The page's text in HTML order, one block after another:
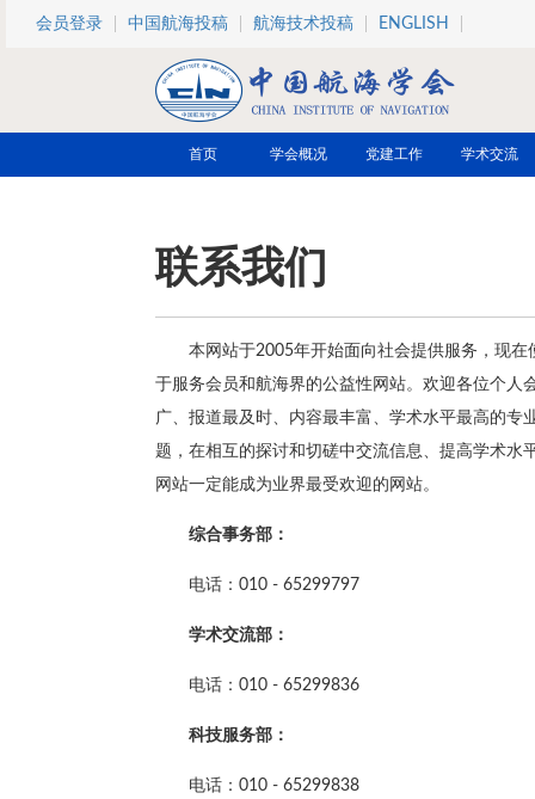
跳转到主要内容
会员登录 中国航海投稿 航海技术投稿 ENGLISH
首页 学会概况 党建工作 学术交流
联系我们
本网站于2005年开始面向社会提供服务，现
于服务会员和航海界的公益性网站。欢迎各位个人
广、报道最及时、内容最丰富、学术水平最高的
题，在相互的探讨和切磋中交流信息、提高学术水
网站一定能成为业界最受欢迎的网站。
综合事务部：
电话：010 - 65299797
学术交流部：
电话：010 - 65299836
科技服务部：
电话：010 - 65299838